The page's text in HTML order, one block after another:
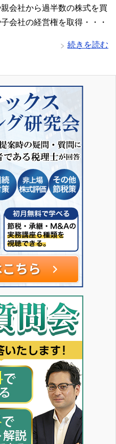
会社から過半数の株式を買
会社の経営権を取得・・・
続きを読む